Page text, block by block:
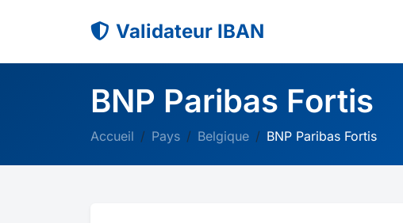
Validateur IBAN
BNP Paribas Fortis
Accueil Pays Belgique BNP Paribas Fortis